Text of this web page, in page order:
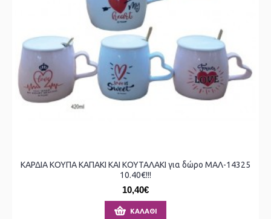
ΚΑΡΔΙΑ ΚΟΥΠΑ ΚΑΠΑΚΙ ΚΑΙ ΚΟΥΤΑΛΑΚΙ για δώρο ΜΑΛ-14325
10.40€!!!
10,40€
ΚΑΛΆΘΙ